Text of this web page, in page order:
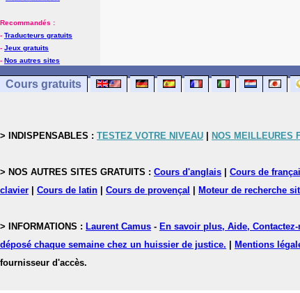
Recommandés :
- Traducteurs gratuits
- Jeux gratuits
- Nos autres sites
Cours gratuits
> INDISPENSABLES : TESTEZ VOTRE NIVEAU NOS MEILLEURES
> NOS AUTRES SITES GRATUITS : Cours d'anglais Cours de
clavier
Cours de latin Cours de provençal Moteur de recherche
> INFORMATIONS : Laurent Camus - En savoir plus, Aide,
déposé chaque semaine chez un huissier de justice.
Mentions
fournisseur d'accès.